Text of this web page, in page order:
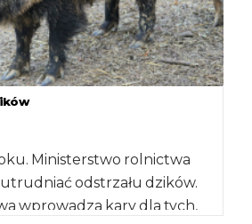
Ministerstwo rolnictwa
odstrzału dzików.
wprowadza kary dla tych,